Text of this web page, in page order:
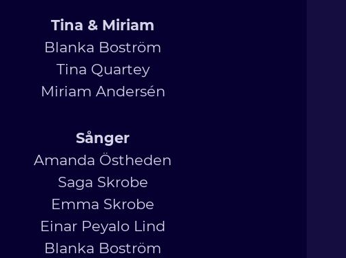
Tina & Miriam
Blanka Boström
Tina Quartey
Miriam Andersén
Sånger
Amanda Östheden
Saga Skrobe
Emma Skrobe
Einar Peyalo Lind
Blanka Boström